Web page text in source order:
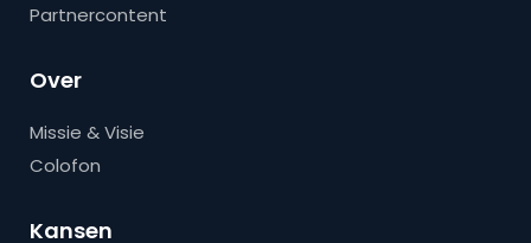
Partnercontent
Over
Missie & Visie
Colofon
Kansen